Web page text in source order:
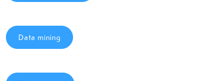
Data mining